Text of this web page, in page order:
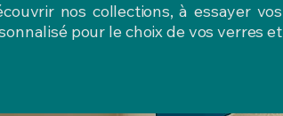
nos collections, à essayer vos
pour le choix de vos verres et